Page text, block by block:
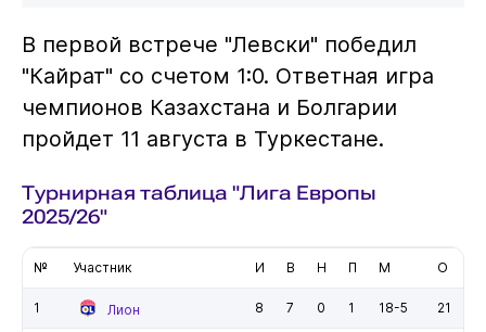
В первой встрече "Левски" победил
"Кайрат" со счетом 1:0. Ответная игра
чемпионов Казахстана и Болгарии
пройдет 11 августа в Туркестане.
Турнирная таблица "Лига Европы
2025/26"
№ Участник И В Н П М О
1 Лион 8 7 0 1 18-5 21